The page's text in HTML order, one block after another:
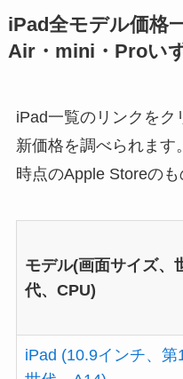
iPad全モデル価格
Air・mini・Proい
iPad一覧のリンクをク
新価格を調べられます
時点のApple Storeのも
モデル(画面サイズ、
代、CPU)
iPad (10.9インチ、第